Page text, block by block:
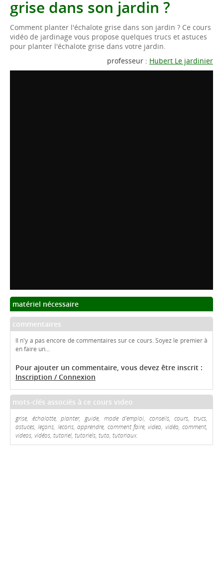
grise dans son jardin ?
Comment planter l'échalote grise dans son jardin ? Ce cours
vidéo de jardinage vous propose quelques trucs et astuces
pour planter l'échalote grise dans votre jardin.
professeur : Hubert Le jardinier
matériel nécessaire
commentaires
Il n'y a pas encore de commentaires sur ce cours. Soyez le premier à
en faire un...
Pour ajouter un commentaire, vous devez être inscrit :
Inscription / Connexion
mots-clés associés à ce cours video
grise, échalotte, planter, guide, mode d'emploi, conseils, cours, trucs,
astuces, leçons, lecons, apprendre, comment faire, video, vidéo, comment,
videos, vidéos, tutoriel, tutoriels, tuto, tutoriaux.